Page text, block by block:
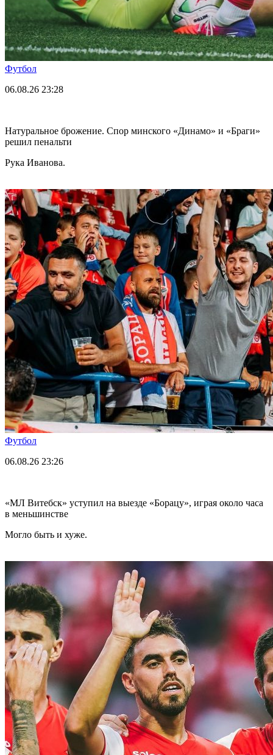
Футбол
06.08.26 23:28
Натуральное брожение. Спор минского «Динамо» и «Браги»
решил пенальти
Рука Иванова.
Футбол
06.08.26 23:26
«МЛ Витебск» уступил на выезде «Борацу», играя около часа
в меньшинстве
Могло быть и хуже.